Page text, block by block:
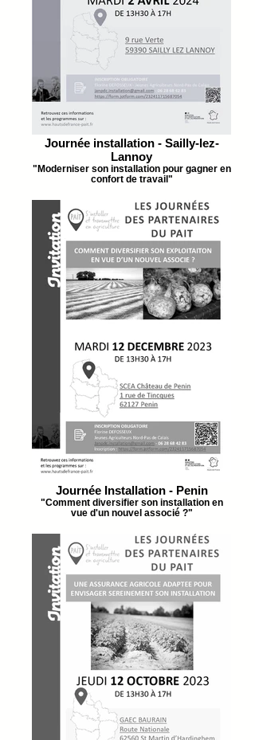
Journée installation - Sailly-lez-
Lannoy
"Moderniser son installation pour gagner en
confort de travail"
Journée Installation - Penin
"Comment diversifier son installation en
vue d'un nouvel associé ?"